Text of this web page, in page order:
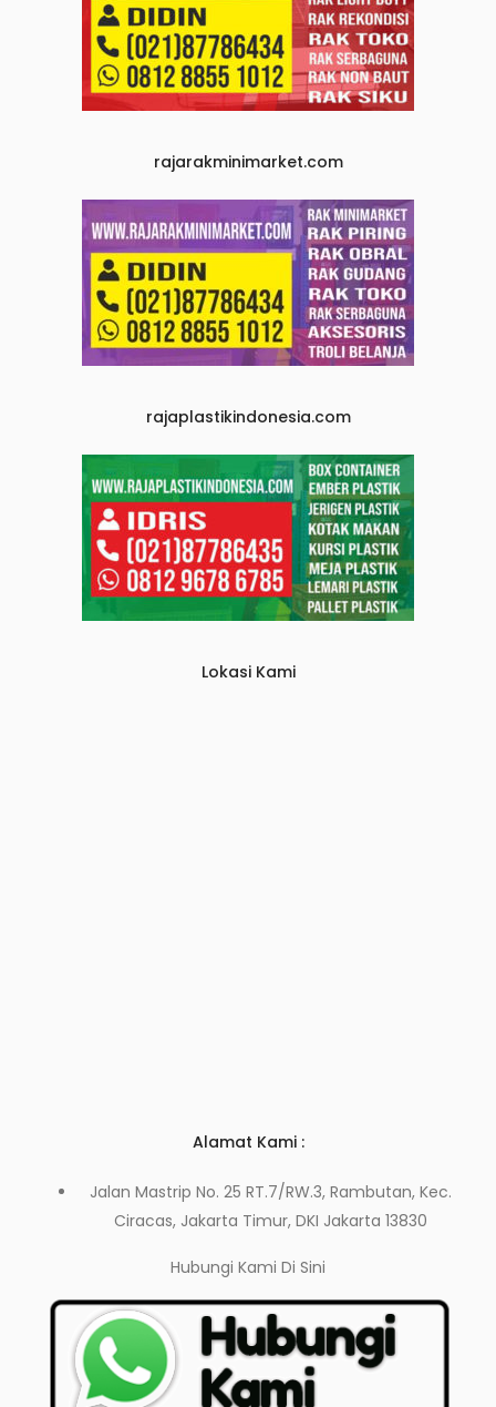
rajarakminimarket.com
rajaplastikindonesia.com
Lokasi Kami
Alamat Kami :
Jalan Mastrip No. 25 RT.7/RW.3, Rambutan, Kec.
Ciracas, Jakarta Timur, DKI Jakarta 13830
Hubungi Kami Di Sini